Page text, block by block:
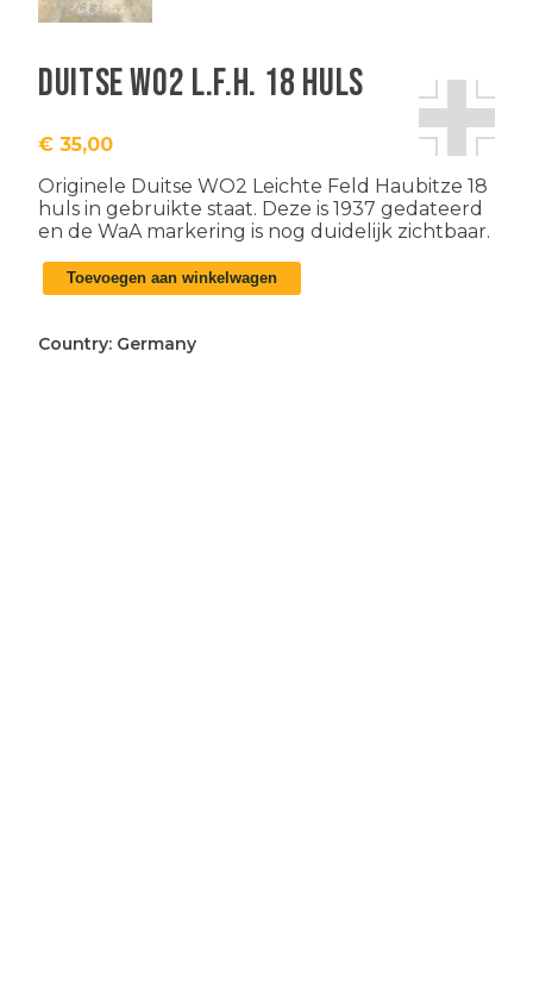
Duitse WO2 L.F.H. 18 huls
€ 35,00
Originele Duitse WO2 Leichte Feld Haubitze 18
huls in gebruikte staat. Deze is 1937 gedateerd
en de WaA markering is nog duidelijk zichtbaar.
Duitse
WO2
18
Toevoegen aan winkelwagen
Country: Germany